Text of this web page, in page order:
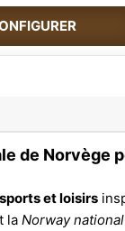
de Norvège
et loisirs
la Norway